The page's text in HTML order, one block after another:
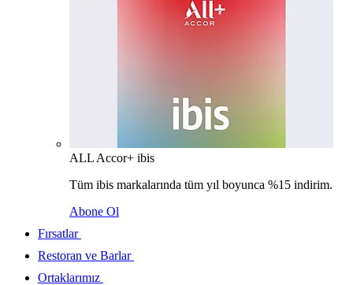
ALL Accor+ ibis
Tüm ibis markalarında tüm yıl boyunca %15 indirim.
Abone Ol
Fırsatlar
Restoran ve Barlar
Ortaklarımız